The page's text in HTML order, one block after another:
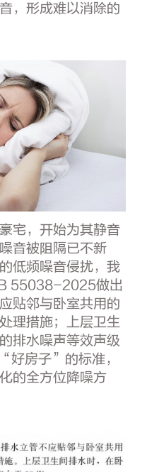
，形成难以消除的
宅，开始为其静音
音被阻隔已不新
低频噪音侵扰，我
55038-2025做出
贴邻与卧室共用的
理措施；上层卫生
排水噪声等效声级
好房子”的标准，
的全方位降噪方